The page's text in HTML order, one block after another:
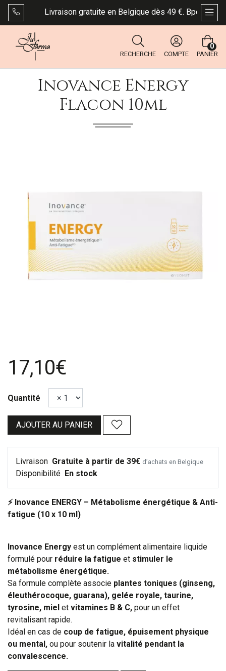
Livraison gratuite en Belgique dès 49 €. Bpost: les
RECHERCHE COMPTE PANIER
0
Inovance Energy
Flacon 10ml
17,10€
Quantité
AJOUTER AU PANIER
Livraison Gratuite à partir de 39€ d’achats en Belgique
Disponibilité En stock
⚡ Inovance ENERGY – Métabolisme énergétique & Anti-
fatigue (10 x 10 ml)
Inovance Energy est un complément alimentaire liquide
formulé pour réduire la fatigue et stimuler le
métabolisme énergétique.
Sa formule complète associe plantes toniques (ginseng,
éleuthérocoque, guarana), gelée royale, taurine,
tyrosine, miel et vitamines B & C, pour un effet
revitalisant rapide.
Idéal en cas de coup de fatigue, épuisement physique
ou mental, ou pour soutenir la vitalité pendant la
convalescence.